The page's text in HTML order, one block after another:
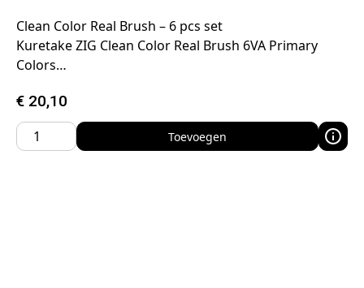
Clean Color Real Brush – 6 pcs set
Kuretake ZIG Clean Color Real Brush 6VA Primary
Colors…
€ 20,10
Toevoegen